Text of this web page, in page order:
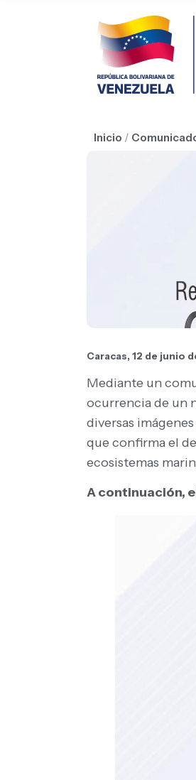
Inicio /
Caracas, 12 de junio
Mediante un
ocurrencia de un
diversas
que confirma el
ecosistemas
A continuación,